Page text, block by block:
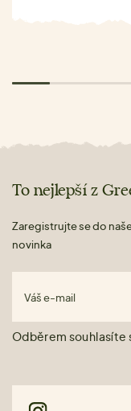
To nejlepší z
Zaregistrujte se do
novinka
Váš e-mail
Odběrem souhlasíte